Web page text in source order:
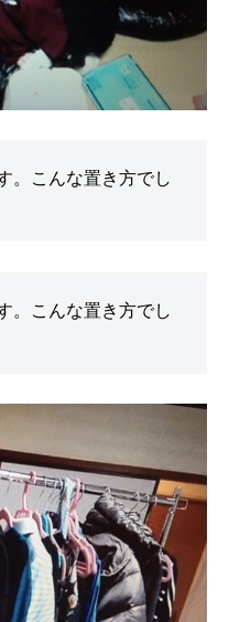
。こんな置き方でし
。こんな置き方でし